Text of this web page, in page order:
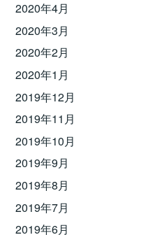
2020年4月
2020年3月
2020年2月
2020年1月
2019年12月
2019年11月
2019年10月
2019年9月
2019年8月
2019年7月
2019年6月